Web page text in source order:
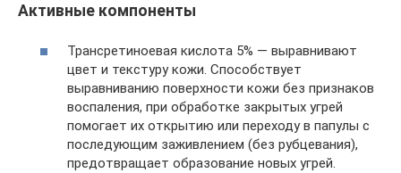
Активные компоненты
Трансретиноевая кислота 5% — выравнивают
цвет и текстуру кожи. Способствует
выравниванию поверхности кожи без признаков
воспаления, при обработке закрытых угрей
помогает их открытию или переходу в папулы с
последующим заживлением (без рубцевания),
предотвращает образование новых угрей.